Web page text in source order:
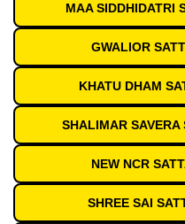
MAA SIDDHIDATRI
GWALIOR
KHATU DHAM
SHALIMAR SAVERA
NEW NCR
SHREE SAI